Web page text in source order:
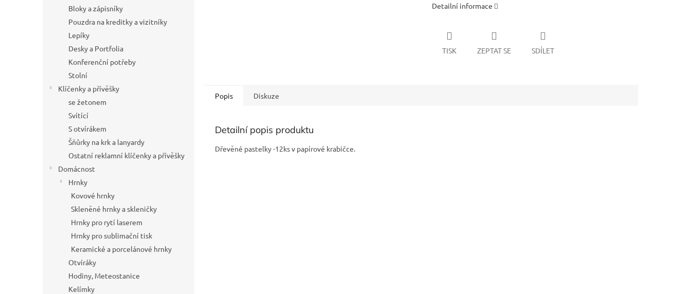
Bloky a zápisníky
Pouzdra na kreditky a vizitníky
Lepíky
Desky a Portfolia
Konferenční potřeby
Stolní
Klíčenky a přívěšky
se žetonem
Svítící
S otvírákem
Šňůrky na krk a lanyardy
Ostatní reklamní klíčenky a přívěšky
Domácnost
Hrnky
Kovové hrnky
Skleněné hrnky a skleničky
Hrnky pro rytí laserem
Hrnky pro sublimační tisk
Keramické a porcelánové hrnky
Otvíráky
Hodiny, Meteostanice
Kelímky
Detailní informace
TISK ZEPTAT SE SDÍLET
Popis Diskuze
Detailní popis produktu
Dřevěné pastelky -12ks v papírové krabičce.